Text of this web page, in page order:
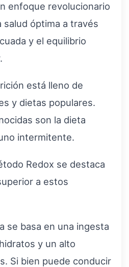
enfoque revolucionario
salud óptima a través
y el equilibrio
está lleno de
y dietas populares.
son la dieta
intermitente.
Redox se destaca
a estos
se basa en una ingesta
y un alto
Si bien puede conducir